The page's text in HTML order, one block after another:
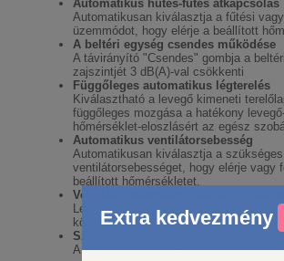
Automatikus hűtés-fűtés átkapcsolás
Automatikusan kiválasztja a fűtési
üzemmódot, hogy elérje a beállított
A beltéri egység csendes működése
A távirányító "Csendes" gombja a
zajszintjét 3 dB(A)-val csökkenti
Függőleges automatikus légterelés
Kiválasztható a levegő kimeneti
függőleges mozgása a hatékony
hőmérséklet-eloszlásért az egész
Automatikus ventilátorsebesség
Automatikusan kiválasztja a szükséges
ventilátorsebességet, hogy elérje vagy
beállított hőmérsékletet.
Ventilátor sebességfokozatok
Lehetővé teszi, hogy a megadott
közül válasszon.
Száraz program
A páratartalom csökkenését a
Extra kedvezmény